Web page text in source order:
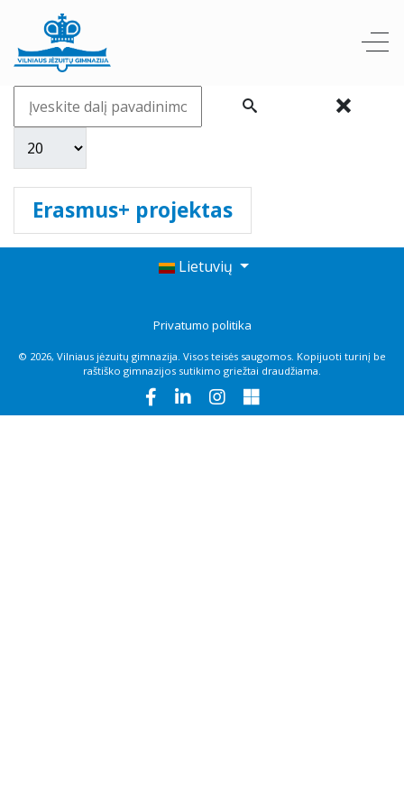
Erasmus+ projektas
Lietuvių
Privatumo politika
© 2026, Vilniaus jėzuitų gimnazija. Visos teisės saugomos. Kopijuoti turinį be
raštiško gimnazijos sutikimo griežtai draudžiama.